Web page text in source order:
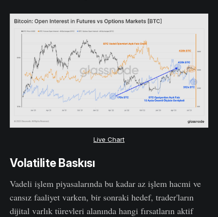
Live Chart
Volatilite Baskısı
Vadeli işlem piyasalarında bu kadar az işlem hacmi ve
cansız faaliyet varken, bir sonraki hedef, trader'ların
dijital varlık türevleri alanında hangi fırsatların aktif